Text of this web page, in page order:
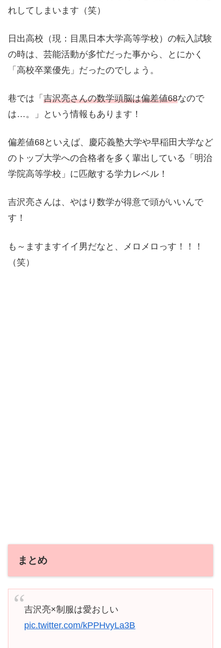
れしてしまいます（笑）
日出高校（現：目黒日本大学高等学校）の転入試験
の時は、芸能活動が多忙だった事から、とにかく
「高校卒業優先」だったのでしょう。
巷では「 吉沢亮さんの数学頭脳は偏差値68なので
は…。」という情報もあります！
偏差値68といえば、慶応義塾大学や早稲田大学など
のトップ大学への合格者を多く輩出している「明治
学院高等学校」に匹敵する学力レベル！
吉沢亮さんは、やはり数学が得意で頭がいいんで
す！
も～ますますイイ男だなと、メロメロっす！！！
（笑）
まとめ
吉沢亮×制服は愛おしい
pic.twitter.com/kPPHvyLa3B